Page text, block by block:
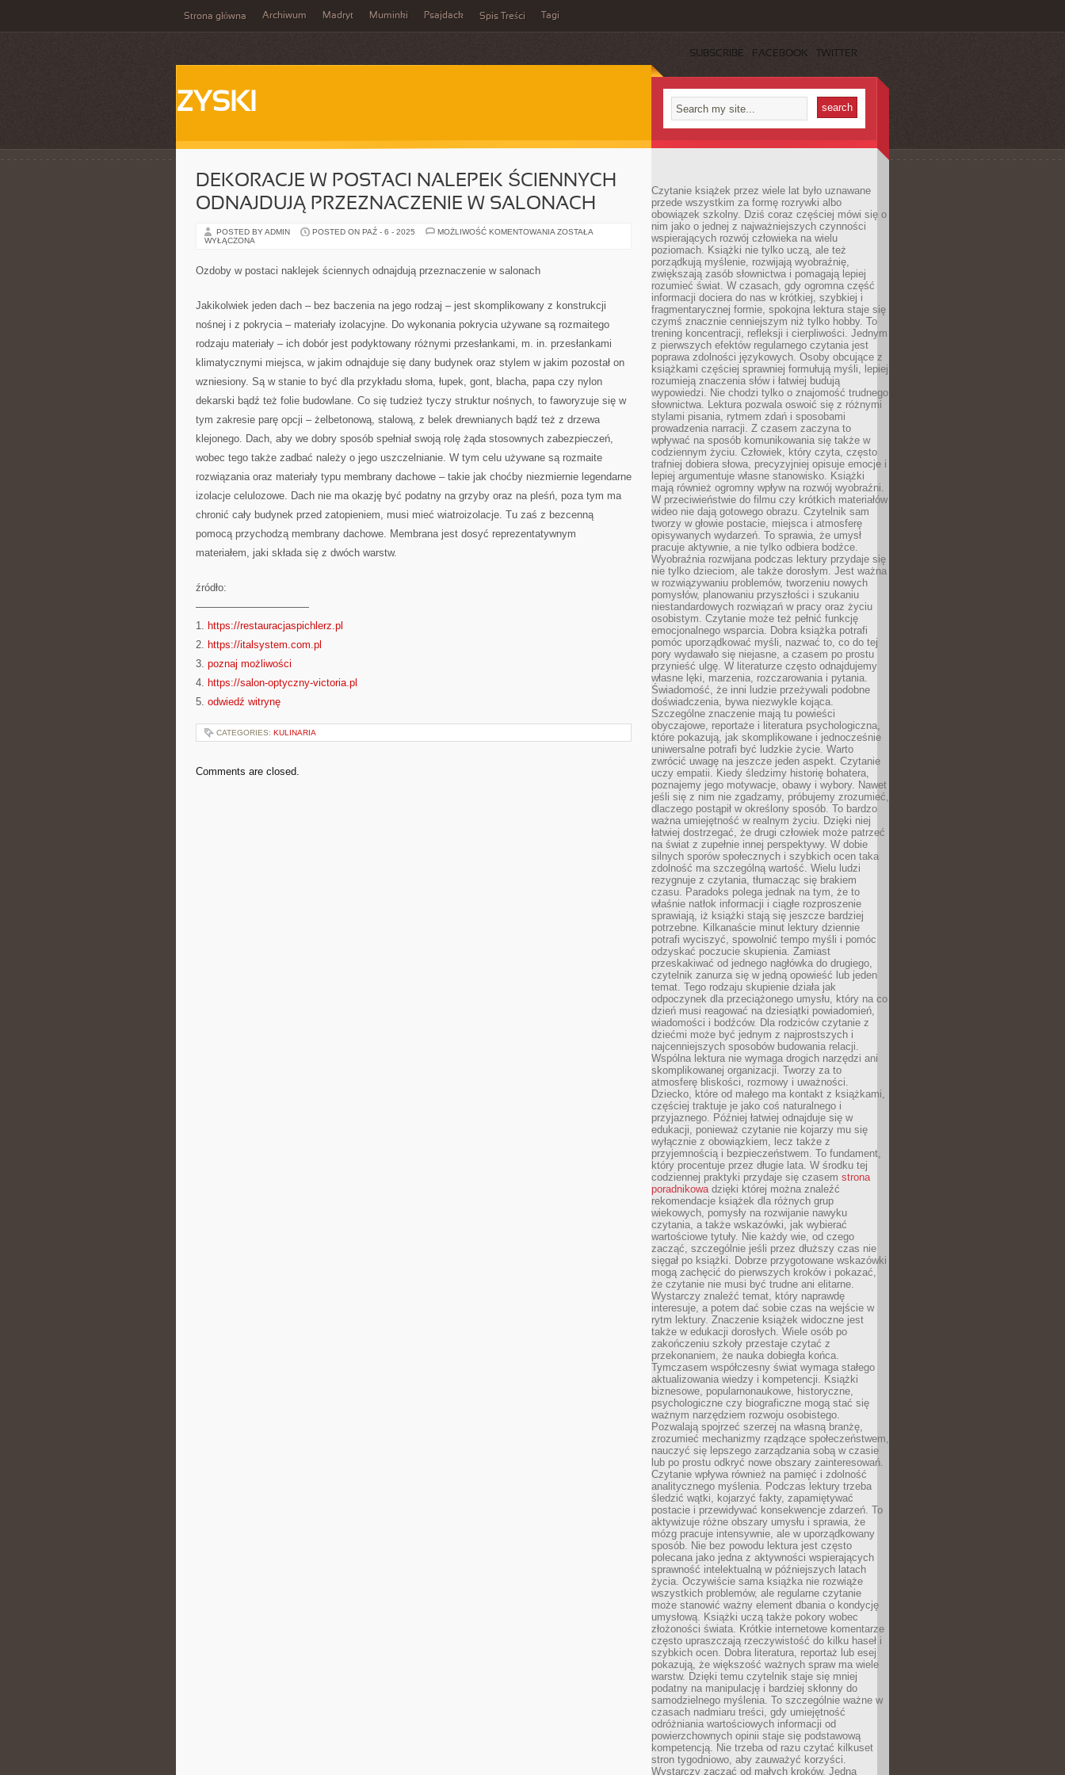
Strona główna Archiwum Madryt Muminki Psajdack Spis Treści Tagi
SUBSCRIBE FACEBOOK TWITTER
ZYSKI
DEKORACJE W POSTACI NALEPEK ŚCIENNYCH
ODNAJDUJĄ PRZEZNACZENIE W SALONACH
POSTED BY ADMIN POSTED ON PAŹ - 6 - 2025 MOŻLIWOŚĆ KOMENTOWANIA DEKORACJE
SALONACH
ZOSTAŁA
WYŁĄCZONA
Ozdoby w postaci naklejek ściennych odnajdują przeznaczenie w salonach
Jakikolwiek jeden dach – bez baczenia na jego rodzaj – jest skomplikowany z konstrukcji
nośnej i z pokrycia – materiały izolacyjne. Do wykonania pokrycia używane są rozmaitego
rodzaju materiały – ich dobór jest podyktowany różnymi przesłankami, m. in. przesłankami
klimatycznymi miejsca, w jakim odnajduje się dany budynek oraz stylem w jakim pozostał on
wzniesiony. Są w stanie to być dla przykładu słoma, łupek, gont, blacha, papa czy nylon
dekarski bądź też folie budowlane. Co się tudzież tyczy struktur nośnych, to faworyzuje się w
tym zakresie parę opcji – żelbetonową, stalową, z belek drewnianych bądź też z drzewa
klejonego. Dach, aby we dobry sposób spełniał swoją rolę żąda stosownych zabezpieczeń,
wobec tego także zadbać należy o jego uszczelnianie. W tym celu używane są rozmaite
rozwiązania oraz materiały typu membrany dachowe – takie jak choćby niezmiernie legendarne
izolacje celulozowe. Dach nie ma okazję być podatny na grzyby oraz na pleśń, poza tym ma
chronić cały budynek przed zatopieniem, musi mieć wiatroizolacje. Tu zaś z bezcenną
pomocą przychodzą membrany dachowe. Membrana jest dosyć reprezentatywnym
materiałem, jaki składa się z dwóch warstw.
źródło:
———————————
1. https://restauracjaspichlerz.pl
2. https://italsystem.com.pl
3. poznaj możliwości
4. https://salon-optyczny-victoria.pl
5. odwiedź witrynę
CATEGORIES: KULINARIA
Comments are closed.
Czytanie książek przez wiele lat było uznawane
przede wszystkim za formę rozrywki albo
obowiązek szkolny. Dziś coraz częściej mówi się o
nim jako o jednej z najważniejszych czynności
wspierających rozwój człowieka na wielu
poziomach. Książki nie tylko uczą, ale też
porządkują myślenie, rozwijają wyobraźnię,
zwiększają zasób słownictwa i pomagają lepiej
rozumieć świat. W czasach, gdy ogromna część
informacji dociera do nas w krótkiej, szybkiej i
fragmentarycznej formie, spokojna lektura staje się
czymś znacznie cenniejszym niż tylko hobby. To
trening koncentracji, refleksji i cierpliwości. Jednym
z pierwszych efektów regularnego czytania jest
poprawa zdolności językowych. Osoby obcujące z
książkami częściej sprawniej formułują myśli, lepiej
rozumieją znaczenia słów i łatwiej budują
wypowiedzi. Nie chodzi tylko o znajomość trudnego
słownictwa. Lektura pozwala oswoić się z różnymi
stylami pisania, rytmem zdań i sposobami
prowadzenia narracji. Z czasem zaczyna to
wpływać na sposób komunikowania się także w
codziennym życiu. Człowiek, który czyta, często
trafniej dobiera słowa, precyzyjniej opisuje emocje i
lepiej argumentuje własne stanowisko. Książki
mają również ogromny wpływ na rozwój wyobraźni.
W przeciwieństwie do filmu czy krótkich materiałów
wideo nie dają gotowego obrazu. Czytelnik sam
tworzy w głowie postacie, miejsca i atmosferę
opisywanych wydarzeń. To sprawia, że umysł
pracuje aktywnie, a nie tylko odbiera bodźce.
Wyobraźnia rozwijana podczas lektury przydaje się
nie tylko dzieciom, ale także dorosłym. Jest ważna
w rozwiązywaniu problemów, tworzeniu nowych
pomysłów, planowaniu przyszłości i szukaniu
niestandardowych rozwiązań w pracy oraz życiu
osobistym. Czytanie może też pełnić funkcję
emocjonalnego wsparcia. Dobra książka potrafi
pomóc uporządkować myśli, nazwać to, co do tej
pory wydawało się niejasne, a czasem po prostu
przynieść ulgę. W literaturze często odnajdujemy
własne lęki, marzenia, rozczarowania i pytania.
Świadomość, że inni ludzie przeżywali podobne
doświadczenia, bywa niezwykle kojąca.
Szczególne znaczenie mają tu powieści
obyczajowe, reportaże i literatura psychologiczna,
które pokazują, jak skomplikowane i jednocześnie
uniwersalne potrafi być ludzkie życie. Warto
zwrócić uwagę na jeszcze jeden aspekt. Czytanie
uczy empatii. Kiedy śledzimy historię bohatera,
poznajemy jego motywacje, obawy i wybory. Nawet
jeśli się z nim nie zgadzamy, próbujemy zrozumieć,
dlaczego postąpił w określony sposób. To bardzo
ważna umiejętność w realnym życiu. Dzięki niej
łatwiej dostrzegać, że drugi człowiek może patrzeć
na świat z zupełnie innej perspektywy. W dobie
silnych sporów społecznych i szybkich ocen taka
zdolność ma szczególną wartość. Wielu ludzi
rezygnuje z czytania, tłumacząc się brakiem
czasu. Paradoks polega jednak na tym, że to
właśnie natłok informacji i ciągłe rozproszenie
sprawiają, iż książki stają się jeszcze bardziej
potrzebne. Kilkanaście minut lektury dziennie
potrafi wyciszyć, spowolnić tempo myśli i pomóc
odzyskać poczucie skupienia. Zamiast
przeskakiwać od jednego nagłówka do drugiego,
czytelnik zanurza się w jedną opowieść lub jeden
temat. Tego rodzaju skupienie działa jak
odpoczynek dla przeciążonego umysłu, który na co
dzień musi reagować na dziesiątki powiadomień,
wiadomości i bodźców. Dla rodziców czytanie z
dziećmi może być jednym z najprostszych i
najcenniejszych sposobów budowania relacji.
Wspólna lektura nie wymaga drogich narzędzi ani
skomplikowanej organizacji. Tworzy za to
atmosferę bliskości, rozmowy i uważności.
Dziecko, które od małego ma kontakt z książkami,
częściej traktuje je jako coś naturalnego i
przyjaznego. Później łatwiej odnajduje się w
edukacji, ponieważ czytanie nie kojarzy mu się
wyłącznie z obowiązkiem, lecz także z
przyjemnością i bezpieczeństwem. To fundament,
który procentuje przez długie lata. W środku tej
codziennej praktyki przydaje się czasem strona
poradnikowadzięki której można znaleźć
rekomendacje książek dla różnych grup
wiekowych, pomysły na rozwijanie nawyku
czytania, a także wskazówki, jak wybierać
wartościowe tytuły. Nie każdy wie, od czego
zacząć, szczególnie jeśli przez dłuższy czas nie
sięgał po książki. Dobrze przygotowane wskazówki
mogą zachęcić do pierwszych kroków i pokazać,
że czytanie nie musi być trudne ani elitarne.
Wystarczy znaleźć temat, który naprawdę
interesuje, a potem dać sobie czas na wejście w
rytm lektury. Znaczenie książek widoczne jest
także w edukacji dorosłych. Wiele osób po
zakończeniu szkoły przestaje czytać z
przekonaniem, że nauka dobiegła końca.
Tymczasem współczesny świat wymaga stałego
aktualizowania wiedzy i kompetencji. Książki
biznesowe, popularnonaukowe, historyczne,
psychologiczne czy biograficzne mogą stać się
ważnym narzędziem rozwoju osobistego.
Pozwalają spojrzeć szerzej na własną branżę,
zrozumieć mechanizmy rządzące społeczeństwem,
nauczyć się lepszego zarządzania sobą w czasie
lub po prostu odkryć nowe obszary zainteresowań.
Czytanie wpływa również na pamięć i zdolność
analitycznego myślenia. Podczas lektury trzeba
śledzić wątki, kojarzyć fakty, zapamiętywać
postacie i przewidywać konsekwencje zdarzeń. To
aktywizuje różne obszary umysłu i sprawia, że
mózg pracuje intensywnie, ale w uporządkowany
sposób. Nie bez powodu lektura jest często
polecana jako jedna z aktywności wspierających
sprawność intelektualną w późniejszych latach
życia. Oczywiście sama książka nie rozwiąże
wszystkich problemów, ale regularne czytanie
może stanowić ważny element dbania o kondycję
umysłową. Książki uczą także pokory wobec
złożoności świata. Krótkie internetowe komentarze
często upraszczają rzeczywistość do kilku haseł i
szybkich ocen. Dobra literatura, reportaż lub esej
pokazują, że większość ważnych spraw ma wiele
warstw. Dzięki temu czytelnik staje się mniej
podatny na manipulację i bardziej skłonny do
samodzielnego myślenia. To szczególnie ważne w
czasach nadmiaru treści, gdy umiejętność
odróżniania wartościowych informacji od
powierzchownych opinii staje się podstawową
kompetencją. Nie trzeba od razu czytać kilkuset
stron tygodniowo, aby zauważyć korzyści.
Wystarczy zacząć od małych kroków. Jedna